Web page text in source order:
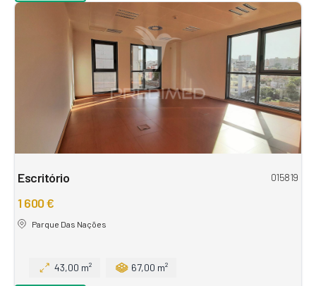
Escritório 015819
1 600 €
Parque Das Nações
43,00 m² 67,00 m²